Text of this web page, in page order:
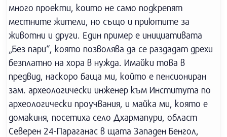
много проекти, които не само подкрепят
местните жители, но също и приютите за
животни и други. Един пример е инициативата
„Без пари“, която позволява да се раздадат дрехи
безплатно на хора в нужда. Имайки това в
предвид, наскоро баща ми, който е пенсиониран
зам. археологически инженер към Института по
археологически проучвания, и майка ми, която е
домакиня, посетиха село Дхармапури, област
Северен 24-Параганас в щата Западен Бенгол,